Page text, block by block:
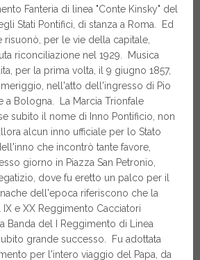
Fanteria di linea "Conte Kinsky" del
Stati Pontifici, di stanza a Roma. Ed
risuonò, per le vie della capitale,
riconciliazione nel 1929. Musica
per la prima volta, il 9 giugno 1857,
nell'atto dell'ingresso di Pio
a Bologna. La Marcia Trionfale
subito il nome di Inno Pontificio, non
alcun inno ufficiale per lo Stato
che incontrò tante favore,
giorno in Piazza San Petronio,
dove fu eretto un palco per il
dell'epoca riferiscono che la
e XX Reggimento Cacciatori
Banda del I Reggimento di Linea
grande successo. Fu adottata
per l'intero viaggio del Papa, da